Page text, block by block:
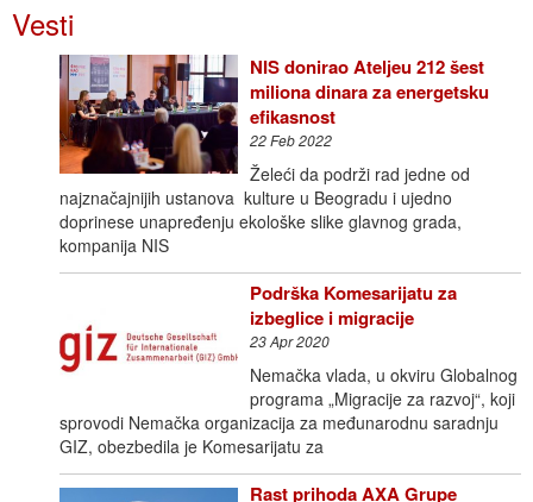
Vesti
NIS donirao Atelјeu 212 šest
miliona dinara za energetsku
efikasnost
22 Feb 2022
Želeći da podrži rad jedne od
najznačajnijih ustanova kulture u Beogradu i ujedno
doprinese unapređenju ekološke slike glavnog grada,
kompanija NIS
Podrška Komesarijatu za
izbeglice i migracije
23 Apr 2020
Nemačka vlada, u okviru Globalnog
programa „Migracije za razvoj“, koji
sprovodi Nemačka organizacija za međunarodnu saradnju
GIZ, obezbedila je Komesarijatu za
Rast prihoda AXA Grupe